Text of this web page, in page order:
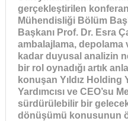
gerçekleştirilen
Mühendisliği Bölüm
Başkanı Prof. Dr. Esra
ambalajlama, depolama
kadar duyusal analizin
bir rol oynadığı artık
konuşan Yıldız
Yardımcısı ve CEO’su
sürdürülebilir bir
dönüşümü konusunun